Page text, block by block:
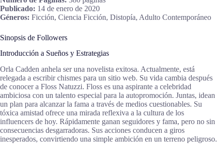
Publicado: 14 de enero de 2020
Géneros: Ficción, Ciencia Ficción, Distopía, Adulto Contemporáneo
Sinopsis de Followers
Introducción a Sueños y Estrategias
Orla Cadden anhela ser una novelista exitosa. Actualmente, está
relegada a escribir chismes para un sitio web. Su vida cambia después
de conocer a Floss Natuzzi. Floss es una aspirante a celebridad
ambiciosa con un talento especial para la autopromoción. Juntas, idean
un plan para alcanzar la fama a través de medios cuestionables. Su
tóxica amistad ofrece una mirada reflexiva a la cultura de los
influencers de hoy. Rápidamente ganan seguidores y fama, pero no sin
consecuencias desgarradoras. Sus acciones conducen a giros
inesperados, convirtiendo una simple ambición en un terreno peligroso.